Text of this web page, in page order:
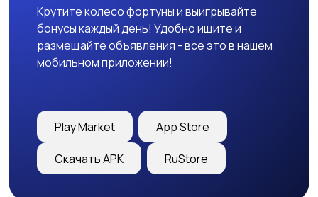
Крутите колесо фортуны и выигрывайте
бонусы каждый день! Удобно ищите и
размещайте объявления - все это в нашем
мобильном приложении!
Play Market App Store
Скачать APK RuStore